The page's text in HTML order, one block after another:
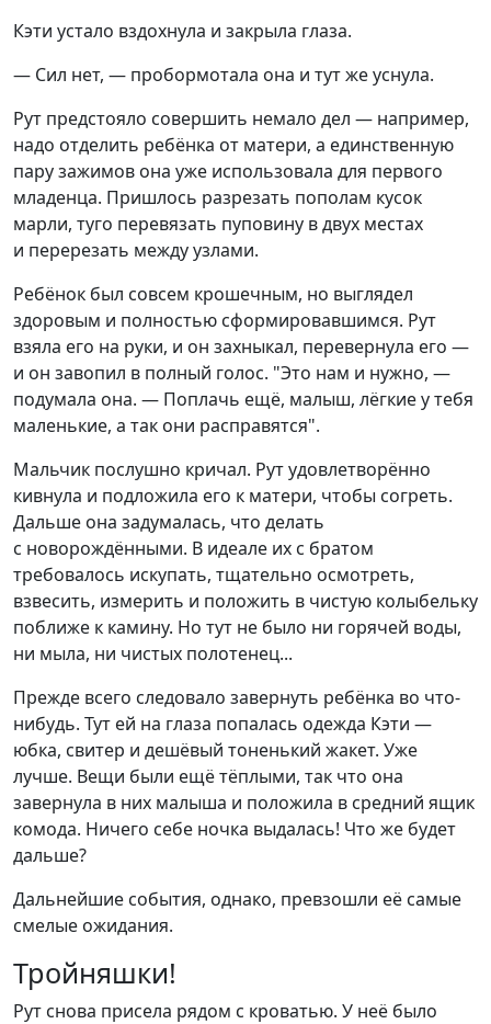
Кэти устало вздохнула и закрыла глаза.
— Сил нет, — пробормотала она и тут же уснула.
Рут предстояло совершить немало дел — например,
надо отделить ребёнка от матери, а единственную
пару зажимов она уже использовала для первого
младенца. Пришлось разрезать пополам кусок
марли, туго перевязать пуповину в двух местах
и перерезать между узлами.
Ребёнок был совсем крошечным, но выглядел
здоровым и полностью сформировавшимся. Рут
взяла его на руки, и он захныкал, перевернула его —
и он завопил в полный голос. "Это нам и нужно, —
подумала она. — Поплачь ещё, малыш, лёгкие у тебя
маленькие, а так они расправятся".
Мальчик послушно кричал. Рут удовлетворённо
кивнула и подложила его к матери, чтобы согреть.
Дальше она задумалась, что делать
с новорождёнными. В идеале их с братом
требовалось искупать, тщательно осмотреть,
взвесить, измерить и положить в чистую колыбельку
поближе к камину. Но тут не было ни горячей воды,
ни мыла, ни чистых полотенец...
Прежде всего следовало завернуть ребёнка во что-
нибудь. Тут ей на глаза попалась одежда Кэти —
юбка, свитер и дешёвый тоненький жакет. Уже
лучше. Вещи были ещё тёплыми, так что она
завернула в них малыша и положила в средний ящик
комода. Ничего себе ночка выдалась! Что же будет
дальше?
Дальнейшие события, однако, превзошли её самые
смелые ожидания.
Тройняшки!
Рут снова присела рядом с кроватью. У неё было